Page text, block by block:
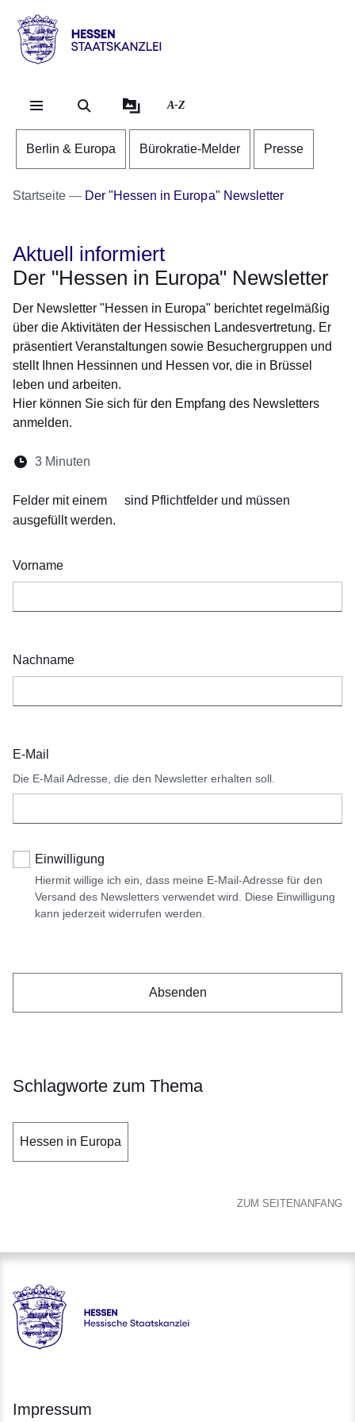
Hessen
Staatskanzlei
A-Z
Berlin & Europa Bürokratie-Melder Presse
Startseite Der "Hessen in Europa" Newsletter
Aktuell informiert
Der "Hessen in Europa" Newsletter
Der Newsletter "Hessen in Europa" berichtet regelmäßig
über die Aktivitäten der Hessischen Landesvertretung. Er
präsentiert Veranstaltungen sowie Besuchergruppen und
stellt Ihnen Hessinnen und Hessen vor, die in Brüssel
leben und arbeiten.
Hier können Sie sich für den Empfang des Newsletters
anmelden.
Lesedauer:
3 Minuten
Felder mit einem
sind Pflichtfelder und müssen
ausgefüllt werden.
Vorname
Nachname
E-Mail
Die E-Mail Adresse, die den Newsletter erhalten soll.
Einwilligung
Hiermit willige ich ein, dass meine E-Mail-Adresse für den
Versand des Newsletters verwendet wird. Diese Einwilligung
kann jederzeit widerrufen werden.
Schlagworte zum Thema
Hessen in Europa
ZUM SEITENANFANG
Hessen - Hessische Staatskanzlei
Impressum